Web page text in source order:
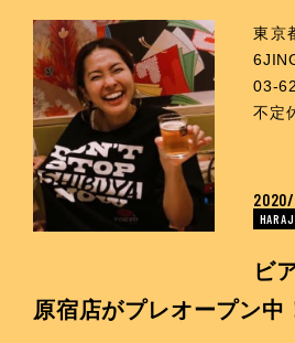
東京
03-
不定
ビ
原宿店がプレオープン中